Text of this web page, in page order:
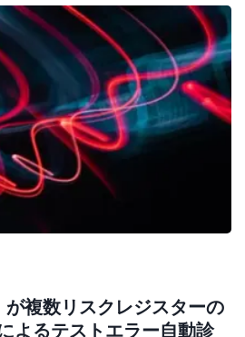
複数リスクレジスターの
よるテストエラー自動診